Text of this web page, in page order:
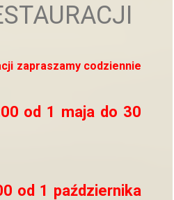
zapraszamy codziennie
od 1 maja do 30
od 1 października